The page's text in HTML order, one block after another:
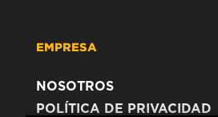
EMPRESA
NOSOTROS
POLÍTICA DE PRIVACIDAD